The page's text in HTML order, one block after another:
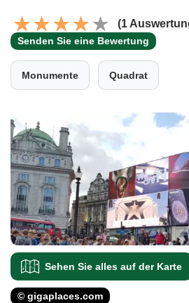
(1
Senden Sie eine Bewertung
Monumente Quadrat
Sehen Sie alles auf der Karte
© gigaplaces.com